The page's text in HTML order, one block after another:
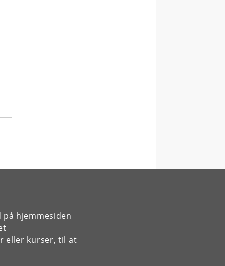
hjemmesiden
eller kurser, til at